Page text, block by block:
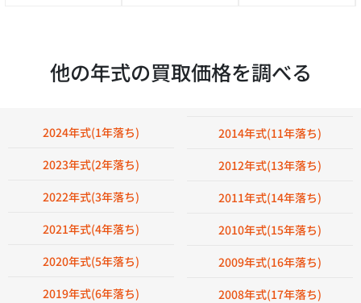
他の年式の買取価格を調べる
2024年式(1年落ち)
2023年式(2年落ち)
2022年式(3年落ち)
2021年式(4年落ち)
2020年式(5年落ち)
2019年式(6年落ち)
2014年式(11年落ち)
2012年式(13年落ち)
2011年式(14年落ち)
2010年式(15年落ち)
2009年式(16年落ち)
2008年式(17年落ち)